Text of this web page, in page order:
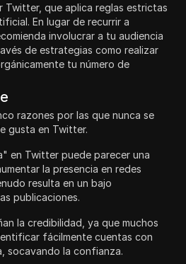
Twitter, que aplica reglas estrictas
En lugar de recurrir a
involucrar a tu audiencia
de estrategias como realizar
tu número de
razones por las que nunca se
gusta en Twitter.
en Twitter puede parecer una
la presencia en redes
resulta en un bajo
publicaciones.
la credibilidad, ya que muchos
fácilmente cuentas con
socavando la confianza.